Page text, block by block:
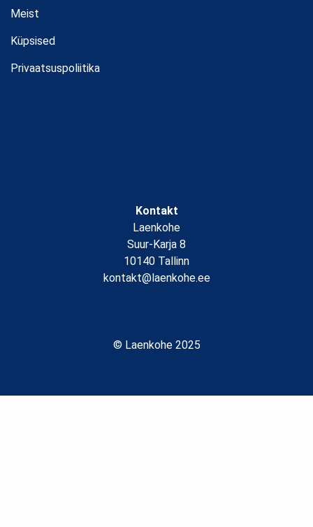
Meist
Küpsised
Privaatsuspoliitika
Kontakt
Laenkohe
Suur-Karja 8
10140 Tallinn
kontakt@laenkohe.ee
© Laenkohe 2025